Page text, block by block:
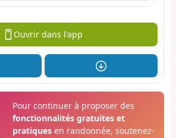
Ouvrir dans l'app
Pour continuer à proposer des
fonctionnalités gratuites et
pratiquesen randonnée, soutenez-